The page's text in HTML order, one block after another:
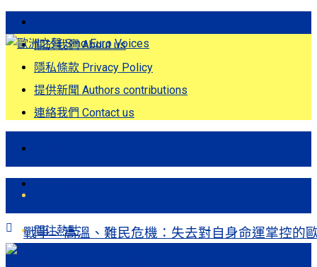
關於我們 About us
隱私條款 Privacy Policy
提供新聞 Authors contributions
連絡我們 Contact us
戰爭、高溫、難民危機：失去對自身命運掌控的
關注熱點